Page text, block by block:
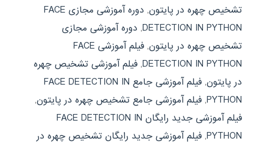
تشخیص چهره در پایتون,
دوره آموزشی مجازی FACE
DETECTION IN PYTHON
, دوره آموزشی مجازی
تشخیص چهره در پایتون,
فیلم آموزشی FACE
DETECTION IN PYTHON
, فیلم آموزشی تشخیص چهره
در پایتون,
فیلم آموزشی جامع FACE DETECTION IN
PYTHON
, فیلم آموزشی جامع تشخیص چهره در پایتون,
فیلم آموزشی جدید رایگان FACE DETECTION IN
PYTHON
, فیلم آموزشی جدید رایگان تشخیص چهره در